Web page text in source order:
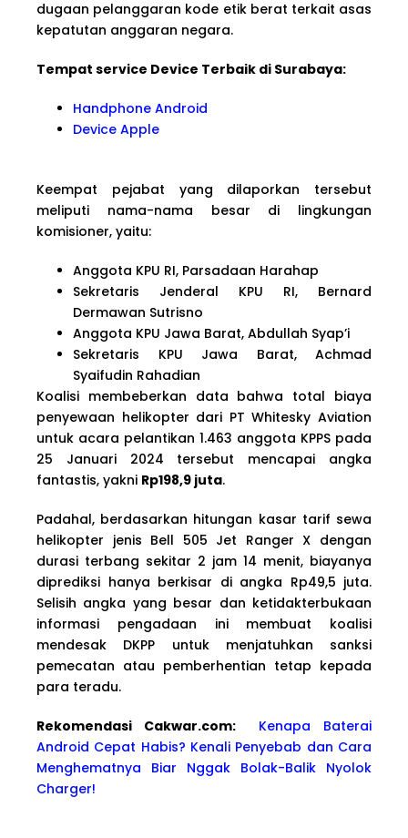
dugaan pelanggaran kode etik berat terkait asas
kepatutan anggaran negara.
Tempat service Device Terbaik di Surabaya:
Handphone Android
Device Apple
Keempat pejabat yang dilaporkan tersebut
meliputi nama-nama besar di lingkungan
komisioner, yaitu:
Anggota KPU RI, Parsadaan Harahap
Sekretaris Jenderal KPU RI, Bernard
Dermawan Sutrisno
Anggota KPU Jawa Barat, Abdullah Syap’i
Sekretaris KPU Jawa Barat, Achmad
Syaifudin Rahadian
Koalisi membeberkan data bahwa total biaya
penyewaan helikopter dari PT Whitesky Aviation
untuk acara pelantikan 1.463 anggota KPPS pada
25 Januari 2024 tersebut mencapai angka
fantastis, yakni Rp198,9 juta.
Padahal, berdasarkan hitungan kasar tarif sewa
helikopter jenis Bell 505 Jet Ranger X dengan
durasi terbang sekitar 2 jam 14 menit, biayanya
diprediksi hanya berkisar di angka Rp49,5 juta.
Selisih angka yang besar dan ketidakterbukaan
informasi pengadaan ini membuat koalisi
mendesak DKPP untuk menjatuhkan sanksi
pemecatan atau pemberhentian tetap kepada
para teradu.
Rekomendasi Cakwar.com: Kenapa Baterai
Android Cepat Habis? Kenali Penyebab dan Cara
Menghematnya Biar Nggak Bolak-Balik Nyolok
Charger!